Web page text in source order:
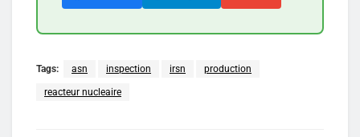
Tags: asn inspection irsn production
reacteur nucleaire